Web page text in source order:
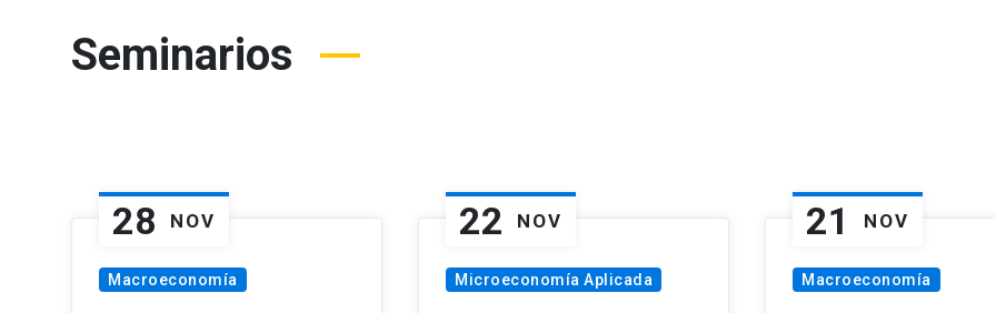
Seminarios
28 NOV
Macroeconomía
22 NOV
Microeconomía Aplicada
21 NOV
Macroeconomía